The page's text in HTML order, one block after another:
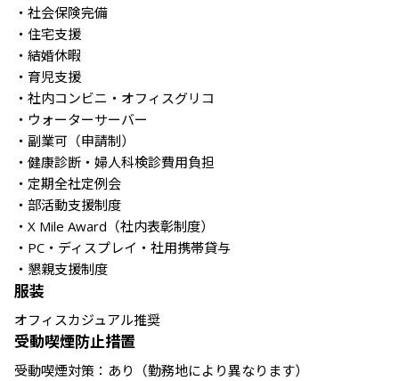
・社会保険完備
・住宅支援
・結婚休暇
・育児支援
・社内コンビニ・オフィスグリコ
・ウォーターサーバー
・副業可（申請制）
・健康診断・婦人科検診費用負担
・定期全社定例会
・部活動支援制度
・X Mile Award（社内表彰制度）
・PC・ディスプレイ・社用携帯貸与
・懇親支援制度
服装
オフィスカジュアル推奨
受動喫煙防止措置
受動喫煙対策：あり（勤務地により異なります）